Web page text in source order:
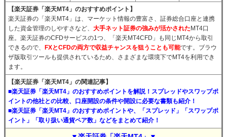
【楽天証券「楽天MT4」のおすすめポイント】
楽天証券の「楽天MT4」は、マーケット情報の豊富さ、証券総合口座と連携
した資金管理のしやすさなど、 大手ネット証券の強みが活かされた MT4口
座。楽天証券のCFDサービスの1つ、「楽天MT4CFD」も同じMT4から取引
できるので、
FXとCFDの両方で収益チャンスを狙うことも可能です。ブラウ
ザ版取引ツールも提供されているため、さまざまな環境下でMT4を利用でき
ます。
【楽天証券「楽天MT4」の関連記事】
■楽天証券「楽天MT4」のおすすめポイントを解説！スプレッドやスワップポ
イントの他社との比較、口座開設の条件や開設に必要な書類も紹介！
■楽天証券「楽天MT4」のおすすめポイントや、「スプレッド」「スワップポ
イント」「取り扱い通貨ペア数」などをまとめて紹介！